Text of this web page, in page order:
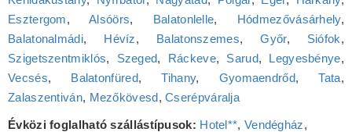
Esztergom,Alsóörs, Balatonlelle, Hódmezővásárhely,
Balatonalmádi, Hévíz, Balatonszemes,Győr, Siófok,
Szigetszentmiklós, Szeged, Ráckeve, Sarud, Legyesbénye,
Vecsés, Balatonfüred,Tihany, Gyomaendrőd,Tata,
Zalaszentiván, Mezőkövesd,Cserépváralja
Évközi foglalható szállástípusok: Hotel**, Vendégház,